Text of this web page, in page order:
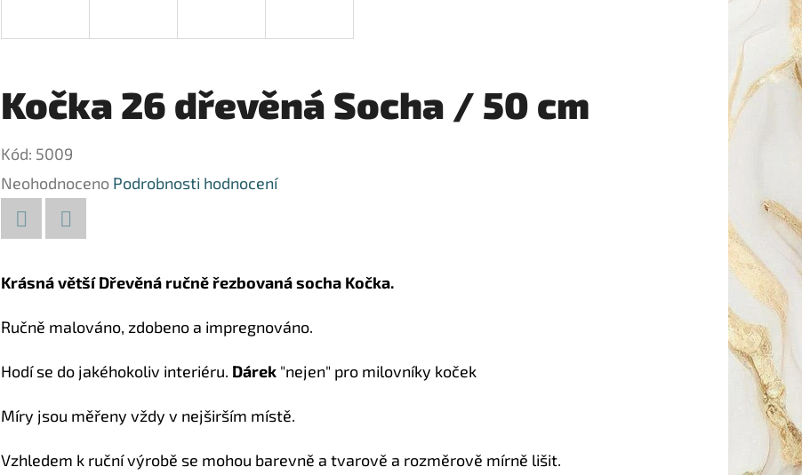
Kočka 26 dřevěná Socha / 50 cm
Kód: 5009
Průměrné
hodnocení
produktu
z
Neohodnoceno Podrobnosti hodnocení
Krásná větší Dřevěná ručně řezbovaná socha Kočka.
Ručně malováno, zdobeno a impregnováno.
Hodí se do jakéhokoliv interiéru. Dárek "nejen" pro milovníky koček
Míry jsou měřeny vždy v nejširším místě.
Vzhledem k ruční výrobě se mohou barevně a tvarově a rozměrově mírně lišit.